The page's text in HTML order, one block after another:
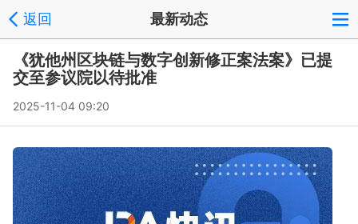
返回 最新动态
《犹他州区块链与数字创新修正案法案》已提
交至参议院以待批准
2025-11-04 09:20